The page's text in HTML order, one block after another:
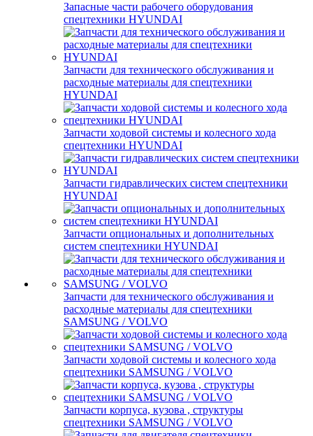
Запасные части рабочего оборудования
спецтехники HYUNDAI
Запчасти для технического обслуживания и
расходные материалы для спецтехники
HYUNDAI
Запчасти ходовой системы и колесного хода
спецтехники HYUNDAI
Запчасти гидравлических систем спецтехники
HYUNDAI
Запчасти опциональных и дополнительных
систем спецтехники HYUNDAI
Запчасти для технического обслуживания и
расходные материалы для спецтехники
SAMSUNG / VOLVO
Запчасти ходовой системы и колесного хода
спецтехники SAMSUNG / VOLVO
Запчасти корпуса, кузова , структуры
спецтехники SAMSUNG / VOLVO